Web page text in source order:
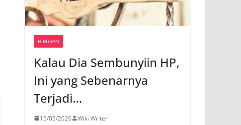
HIBURAN
Kalau Dia Sembunyiin HP,
Ini yang Sebenarnya
Terjadi…
15/05/2026 Wiki Writer